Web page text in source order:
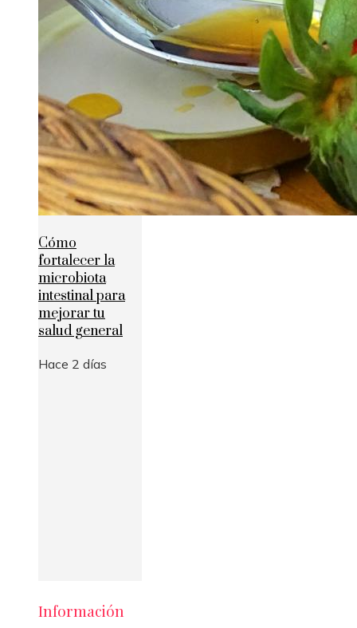
Cómo
fortalecer la
microbiota
intestinal para
mejorar tu
salud general
Hace 2 días
Información